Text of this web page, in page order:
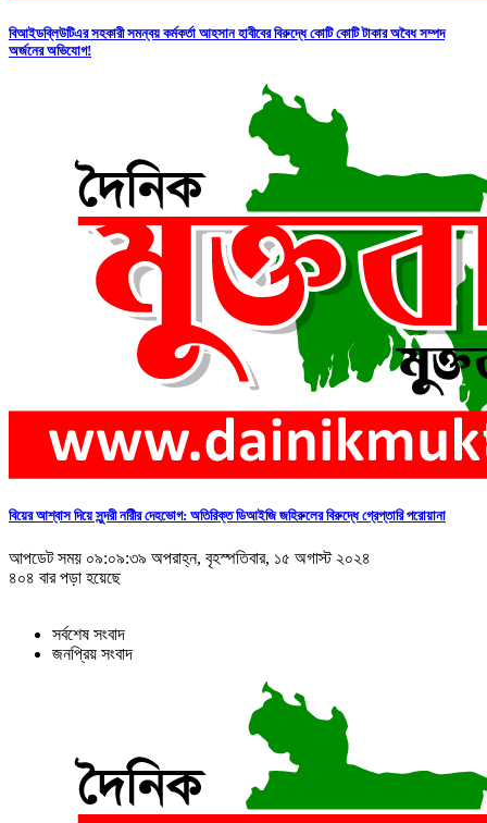
বিআইডব্লিউটিএর সহকারী সমন্বয় কর্মকর্তা আহসান হাবীবের বিরুদ্ধে কোটি কোটি টাকার অবৈধ সম্পদ
অর্জনের অভিযোগ!
বিয়ের আশ্বাস দিয়ে সুন্দরী নরিীর দেহভোগ: অতিরিক্ত ডিআইজি জহিরুলের বিরুদ্ধে গ্রেপ্তারি পরোয়ানা
আপডেট সময় ০৯:০৯:৩৯ অপরাহ্ন, বৃহস্পতিবার, ১৫ অগাস্ট ২০২৪
৪০৪ বার পড়া হয়েছে
সর্বশেষ সংবাদ
জনপ্রিয় সংবাদ